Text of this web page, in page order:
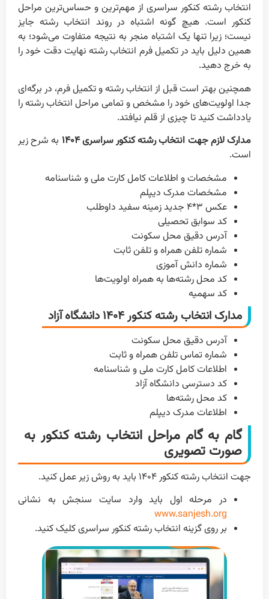
انتخاب رشته کنکور سراسری از مهم‌ترین و حساس‌ترین مراحل
کنکور است. هیچ گونه اشتباه در روند انتخاب رشته جایز
نیست؛ زیرا تنها یک اشتباه منجر به نتیجه متفاوت می‌شود؛ به
همین دلیل باید در تکمیل فرم انتخاب رشته نهایت دقت خود را
به خرج دهید.
همچنین بهتر است قبل از انتخاب رشته و تکمیل فرم، در برگه‌ای
جدا اولویت‌های خود را مشخص و تمامی مراحل انتخاب رشته را
یادداشت کنید تا چیزی از قلم نیافتد.
مدارک لازم جهت انتخاب رشته کنکور سراسری ۱۴۰۴
به شرح زیر
است.
مشخصات و اطلاعات کامل کارت ملی و شناسنامه
مشخصات مدرک دیپلم
عکس ۳*۴ جدید زمینه سفید داوطلب
کد سوابق تحصیلی
آدرس دقیق محل سکونت
شماره تلفن همراه و تلفن ثابت
شماره دانش آموزی
کد محل رشته‌ها به همراه اولویت‌ها
کد سهمیه
مدارک انتخاب رشته کنکور ۱۴۰۴ دانشگاه آزاد
آدرس دقیق محل سکونت
شماره تماس تلفن همراه و ثابت
اطلاعات کامل کارت ملی و شناسنامه
کد دسترسی دانشگاه آزاد
کد محل رشته‌‌ها
اطلاعات مدرک دیپلم
گام به گام مراحل انتخاب رشته کنکور به
صورت تصویری
جهت انتخاب رشته کنکور ۱۴۰۴ باید به روش زیر عمل کنید.
در مرحله اول باید وارد سایت سنجش به نشانی
www.sanjesh.org
بر روی گزینه انتخاب رشته کنکور سراسری کلیک کنید.